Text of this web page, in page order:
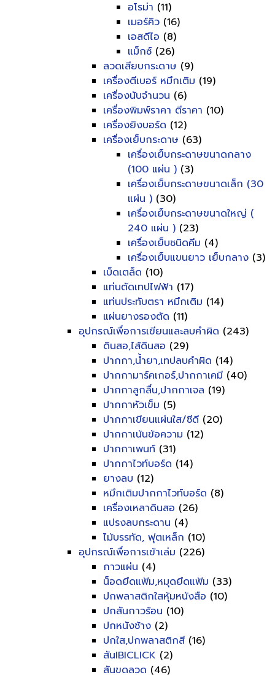
อโรม่า (11)
เมอร์คิว (16)
เอสดีไอ (8)
แม็กซ์ (26)
ลวดเสียบกระดาษ (9)
เครื่องตีเบอร์ หมึกเติม (19)
เครื่องนับจำนวน (6)
เครื่องพิมพ์ราคา ตีราคา (10)
เครื่องยิงบอร์ด (12)
เครื่องเย็บกระดาษ (63)
เครื่องเย็บกระดาษขนาดกลาง
(100 แผ่น ) (3)
เครื่องเย็บกระดาษขนาดเล็ก (30
แผ่น ) (30)
เครื่องเย็บกระดาษขนาดใหญ่ (
240 แผ่น ) (23)
เครื่องเย็บชนิดคีม (4)
เครื่องเย็บแขนยาว เย็บกลาง (3)
เบ็ดเตล็ด (10)
แท่นตัดเทปไฟฟ้า (17)
แท่นประทับตรา หมึกเติม (14)
แผ่นยางรองตัด (11)
อุปกรณ์เพื่อการเขียนและลบคำผิด (243)
ดินสอ,ไส้ดินสอ (29)
ปากกา,น้ำยา,เทปลบคำผิด (14)
ปากกามาร์คเกอร์,ปากกาเคมี (40)
ปากกาลูกลื่น,ปากกาเจล (19)
ปากกาหัวเข็ม (5)
ปากกาเขียนแผ่นใส/ซีดี (20)
ปากกาเน้นข้อความ (12)
ปากกาเพนท์ (31)
ปากกาไวท์บอร์ด (14)
ยางลบ (12)
หมึกเติมปากกาไวท์บอร์ด (8)
เครื่องเหลาดินสอ (26)
แปรงลบกระดาน (4)
ไม้บรรทัด, ฟุตเหล็ก (10)
อุปกรณ์เพื่อการเข้าเล่ม (226)
กาวแผ่น (4)
น็อดยึดแฟ้ม,หมุดยึดแฟ้ม (33)
ปกพลาสติกใสหุ้มหนังสือ (10)
ปกสันกาวร้อน (10)
ปกหนังช้าง (2)
ปกใส,ปกพลาสติกสี (16)
สันIBICLICK (2)
สันขดลวด (46)